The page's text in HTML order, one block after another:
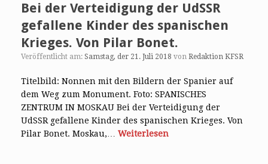
Bei der Verteidigung der UdSSR
gefallene Kinder des spanischen
Krieges. Von Pilar Bonet.
Veröffentlicht am: Samstag, der 21. Juli 2018 von Redaktion KFSR
Titelbild: Nonnen mit den Bildern der Spanier auf
dem Weg zum Monument. Foto: SPANISCHES
ZENTRUM IN MOSKAU Bei der Verteidigung der
UdSSR gefallene Kinder des spanischen Krieges. Von
Pilar Bonet. Moskau,… Weiterlesen